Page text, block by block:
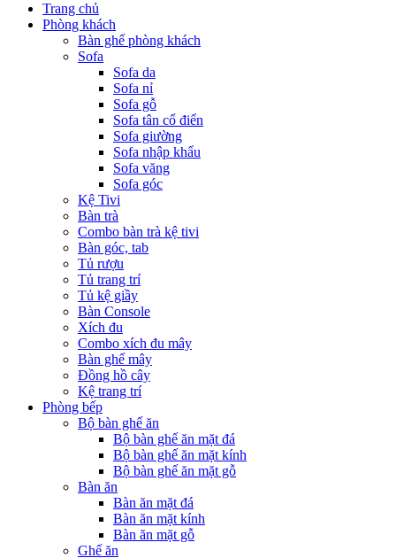
Trang chủ
Phòng khách
Bàn ghế phòng khách
Sofa
Sofa da
Sofa nỉ
Sofa gỗ
Sofa tân cổ điển
Sofa giường
Sofa nhập khẩu
Sofa văng
Sofa góc
Kệ Tivi
Bàn trà
Combo bàn trà kệ tivi
Bàn góc, tab
Tủ rượu
Tủ trang trí
Tủ kệ giầy
Bàn Console
Xích đu
Combo xích đu mây
Bàn ghế mây
Đồng hồ cây
Kệ trang trí
Phòng bếp
Bộ bàn ghế ăn
Bộ bàn ghế ăn mặt đá
Bộ bàn ghế ăn mặt kính
Bộ bàn ghế ăn mặt gỗ
Bàn ăn
Bàn ăn mặt đá
Bàn ăn mặt kính
Bàn ăn mặt gỗ
Ghế ăn